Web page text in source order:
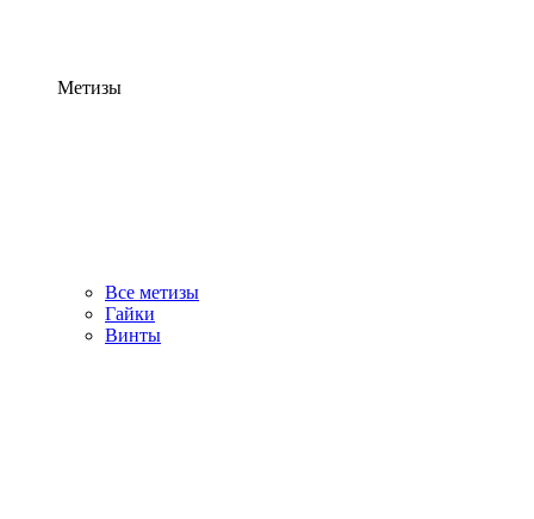
Метизы
Все метизы
Гайки
Винты